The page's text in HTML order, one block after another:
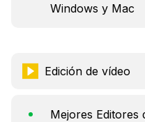
Windows y Mac
Edición de vídeo
Mejores Editores